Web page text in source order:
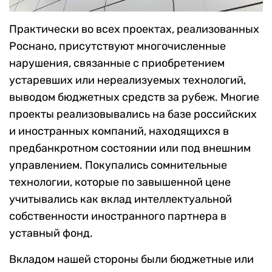
Практически во всех проектах, реализованных
Роснано, присутствуют многочисленные
нарушения, связанные с приобретением
устаревших или нереализуемых технологий,
выводом бюджетных средств за рубеж. Многие
проекты реализовывались на базе российских
и иностранных компаний, находящихся в
предбанкротном состоянии или под внешним
управлением. Покупались сомнительные
технологии, которые по завышенной цене
учитывались как вклад интеллектуальной
собственности иностранного партнера в
уставный фонд.
Вкладом нашей стороны были бюджетные или